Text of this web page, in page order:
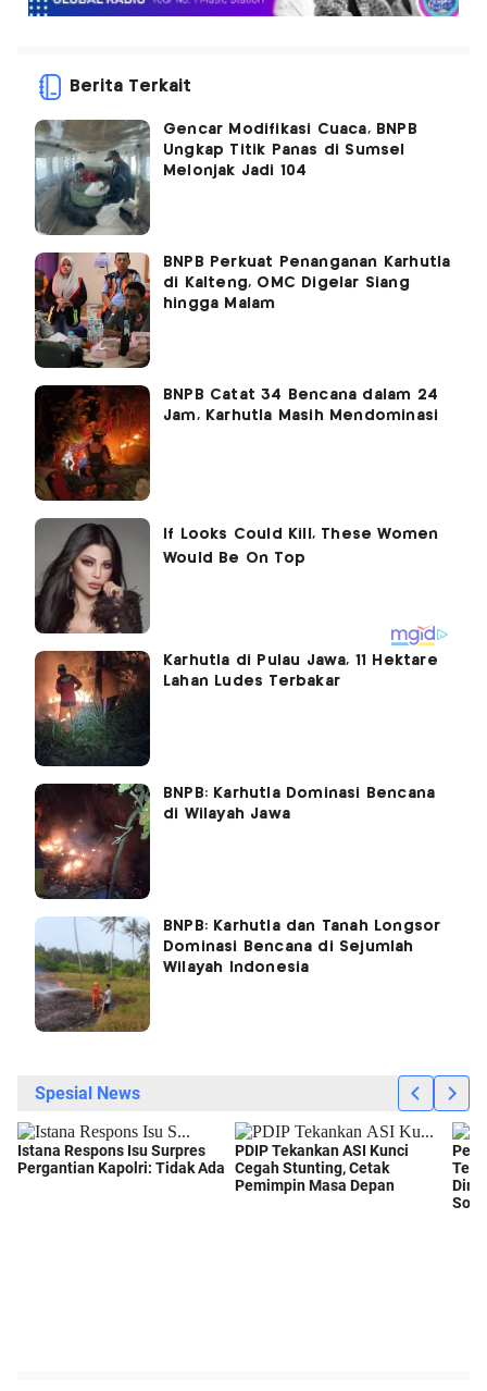
Berita Terkait
Gencar Modifikasi Cuaca, BNPB
Ungkap Titik Panas di Sumsel
Melonjak Jadi 104
BNPB Perkuat Penanganan Karhutla
di Kalteng, OMC Digelar Siang
hingga Malam
BNPB Catat 34 Bencana dalam 24
Jam, Karhutla Masih Mendominasi
Karhutla di Pulau Jawa, 11 Hektare
Lahan Ludes Terbakar
BNPB: Karhutla Dominasi Bencana
di Wilayah Jawa
BNPB: Karhutla dan Tanah Longsor
Dominasi Bencana di Sejumlah
Wilayah Indonesia